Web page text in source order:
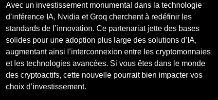
Avec un investissement monumental dans la technologie
d’inférence IA, Nvidia et Groq cherchent à redéfinir les
standards de l’innovation. Ce partenariat jette des bases
solides pour une adoption plus large des solutions d’IA,
augmentant ainsi l’interconnexion entre les cryptomonnaies
et les technologies avancées. Si vous êtes dans le monde
des cryptoactifs, cette nouvelle pourrait bien impacter vos
choix d’investissement.